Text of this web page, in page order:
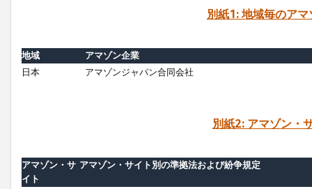
別紙1: 地域毎のア
地域
アマゾン企業
日本
アマゾンジャパン合同会社
別紙2: アマゾン・
アマゾン・サ
イト
アマゾン・サイト別の準拠法および紛争規定